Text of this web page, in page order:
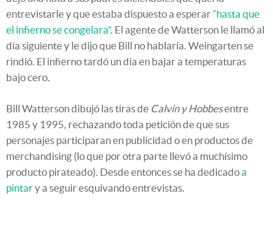
entrevistarle y que estaba dispuesto a esperar“hasta que
el infierno se congelara”. El agente de Watterson le llamó al
día siguiente y le dijo que Bill no hablaría. Weingarten se
rindió. El infierno tardó un día en bajar a temperaturas
bajo cero.
Bill Watterson dibujó las tiras de Calvin y Hobbesentre
1985 y 1995, rechazando toda petición de que sus
personajes participaran en publicidad o en productos de
merchandising (lo que por otra parte llevó a muchísimo
producto pirateado). Desde entonces se ha dedicadoa
pintary a seguir esquivando entrevistas.